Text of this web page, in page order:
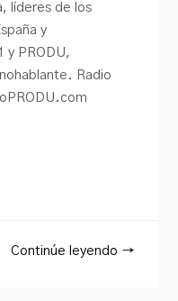
líderes de los
y
y PRODU,
Radio
Continúe leyendo →